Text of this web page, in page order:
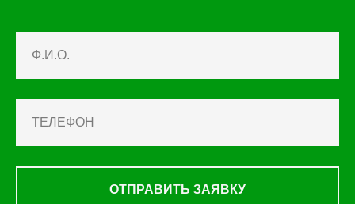
ОТПРАВИТЬ ЗАЯВКУ